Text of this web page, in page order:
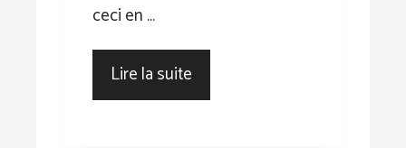
ceci en …
Lire la suite